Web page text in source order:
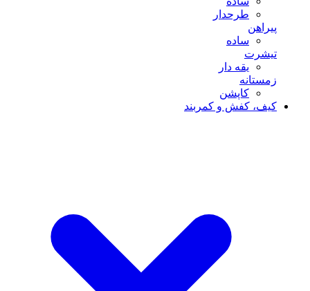
طرحدار
پیراهن
ساده
تیشرت
یقه دار
زمستانه
کاپشن
کیف، کفش و کمربند